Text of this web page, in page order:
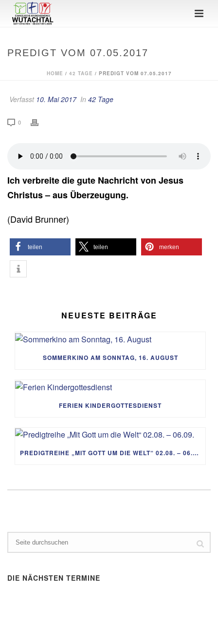
PREDIGT VOM 07.05.2017
HOME / 42 TAGE / PREDIGT VOM 07.05.2017
Verfasst 10. Mai 2017 In 42 Tage
0
Ich verbreite die gute Nachricht von Jesus
Christus – aus Überzeugung.
(David Brunner)
teilen teilen merken
NEUESTE BEITRÄGE
SOMMERKINO AM SONNTAG, 16. AUGUST
FERIEN KINDERGOTTESDIENST
PREDIGTREIHE „MIT GOTT UM DIE WELT“ 02.08. – 06.09.
DIE NÄCHSTEN TERMINE